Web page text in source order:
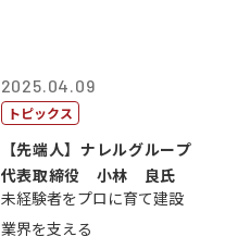
2025.04.09
トピックス
【先端人】ナレルグループ
代表取締役 小林 良氏
未経験者をプロに育て建設
業界を支える